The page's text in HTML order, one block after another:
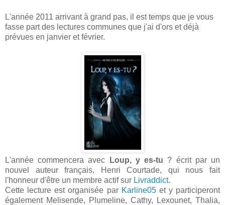
L'année 2011 arrivant à grand pas, il est temps que je vous
fasse part des lectures communes que j'ai d'ors et déjà
prévues en janvier et février.
L'année commencera avec Loup, y es-tu ? écrit par un
nouvel auteur français, Henri Courtade, qui nous fait
l'honneur d'être un membre actif sur Livraddict.
Cette lecture est organisée par Karline05 et y participeront
également Melisende, Plumeline, Cathy, Lexounet, Thalia,